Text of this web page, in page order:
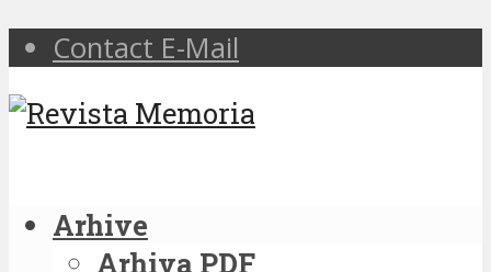
Contact E-Mail
Arhive
Arhiva PDF